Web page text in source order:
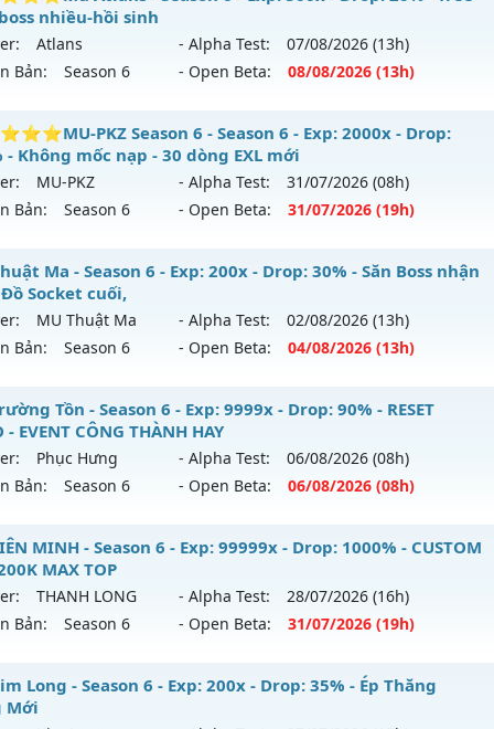
UGK
ra tháng 07 2026 - Mở máy chủ https://facebook.com/
28/07/2626
Non Reset
Mu Nguyên bản Webzen
Xshiel
nhiều-hồi sinh
Atlans - Alpha Test: 07/08/2026 (13h)
Bản:
Season 6 - Open Beta: 08/08/2026 (13h)
Atlans - free 99%,boss nhiều-hồi sinh
mới ra tháng 08 2026 - Mở máy chủAtlans vào 13h ngày
500x - Drop: 20%
loại: Mu Nguyên bản Webzen
chống hack 99%
PKZ Season 6 - Season 6 - Exp: 2000x - Drop:
- Không mốc nạp - 30 dòng EXL mới
MU-PKZ - Alpha Test: 31/07/2026 (08h)
Bản:
Season 6 - Open Beta: 31/07/2026 (19h)
PKZ Season 6 - Không mốc nạp - 30 dòng
mới ra tháng 07 2026 - Mở máy chủMU-PKZvào 19h ngày
2000x - Drop: 200%
loại: Mu Nguyên bản Webzen
SuperAnti
Ma - Season 6 - Exp: 200x - Drop: 30% - Săn Boss nhận
Socket cuối,
MU Thuật Ma - Alpha Test: 02/08/2026 (13h)
Bản:
Season 6 - Open Beta: 04/08/2026 (13h)
Thuật Ma - Săn Boss nhận Xu & Đồ Socket cuối,
mới ra tháng 08 2026 - Mở máy chủMU Thuật Ma
vào
200x - Drop: 30%
loại: Mu Nguyên bản Webzen
VietGuard
Tồn - Season 6 - Exp: 9999x - Drop: 90% - RESET
- EVENT CÔNG THÀNH HAY
Phục Hưng - Alpha Test: 06/08/2026 (08h)
Bản:
Season 6 - Open Beta: 06/08/2026 (08h)
Trường Tồn - RESET AUTO - EVENT CÔNG THÀNH HAY
mới ra tháng 08 2026 - Mở máy chủPhục Hưng
9999x - Drop: 90%
loại: Mu Nguyên bản Webzen
MINH - Season 6 - Exp: 99999x - Drop: 1000% - CUSTOM
MAX TOP
THANH LONG - Alpha Test: 28/07/2026 (16h)
Bản:
Season 6 - Open Beta: 31/07/2026 (19h)
LIÊN MINH - CUSTOM 6.15 200K MAX TOP
Long - Season 6 - Exp: 200x - Drop: 35% - Ép Thăng
Mới